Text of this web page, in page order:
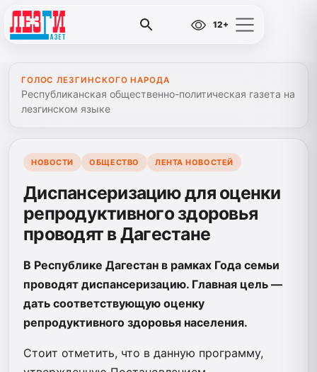
12+
ГОЛОС ЛЕЗГИНСКОГО НАРОДА
Республиканская общественно-политическая газета на
лезгинском языке
НОВОСТИ ОБЩЕСТВО ЛЕНТА НОВОСТЕЙ
Диспансеризацию для оценки
репродуктивного здоровья
проводят в Дагестане
В Республике Дагестан в рамках Года семьи
проводят диспансеризацию. Главная цель —
дать соответствующую оценку
репродуктивного здоровья населения.
Стоит отметить, что в данную программу,